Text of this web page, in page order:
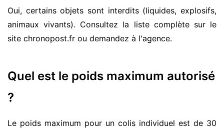
Oui, certains objets sont interdits (liquides, explosifs,
animaux vivants). Consultez la liste complète sur le
site chronopost.fr ou demandez à l'agence.
Quel est le poids maximum autorisé
?
Le poids maximum pour un colis individuel est de 30